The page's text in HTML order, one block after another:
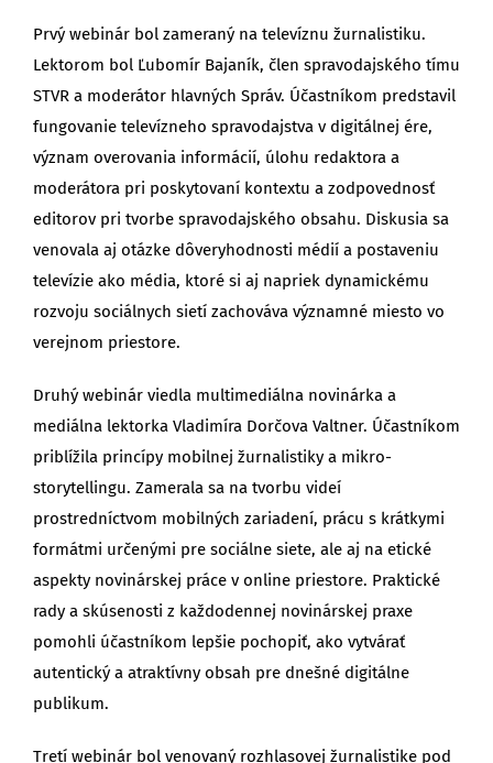
Prvý webinár bol zameraný na televíznu žurnalistiku.
Lektorom bol Ľubomír Bajaník, člen spravodajského tímu
STVR a moderátor hlavných Správ. Účastníkom predstavil
fungovanie televízneho spravodajstva v digitálnej ére,
význam overovania informácií, úlohu redaktora a
moderátora pri poskytovaní kontextu a zodpovednosť
editorov pri tvorbe spravodajského obsahu. Diskusia sa
venovala aj otázke dôveryhodnosti médií a postaveniu
televízie ako média, ktoré si aj napriek dynamickému
rozvoju sociálnych sietí zachováva významné miesto vo
verejnom priestore.
Druhý webinár viedla multimediálna novinárka a
mediálna lektorka Vladimíra Dorčova Valtner. Účastníkom
priblížila princípy mobilnej žurnalistiky a mikro-
storytellingu. Zamerala sa na tvorbu videí
prostredníctvom mobilných zariadení, prácu s krátkymi
formátmi určenými pre sociálne siete, ale aj na etické
aspekty novinárskej práce v online priestore. Praktické
rady a skúsenosti z každodennej novinárskej praxe
pomohli účastníkom lepšie pochopiť, ako vytvárať
autentický a atraktívny obsah pre dnešné digitálne
publikum.
Tretí webinár bol venovaný rozhlasovej žurnalistike pod